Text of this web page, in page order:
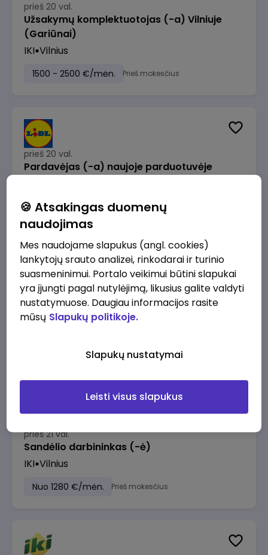
prieš 20 val.
Užsakymų komplektuotojas (-a) Vilniuje
(Gariūnai)
IKI Vilnius
1500 - 2500 €/mėn. Prieš mokesčius
prieš 20 val.
Pardavėjas (-a) naujoje parduotuvėje
1715 - 2170 €/mėn.
prieš 20 val.
Darbo užmokesčio buhalteris(ė)
3000 - 3650 €/mėn. Prieš mokesčius
prieš 21 val.
Sandėlio darbininkas (-ė)
IKI Vilnius
Nuo 1280 €/mėn. Prieš mokesčius
🍪 Atsakingas duomenų
naudojimas
Mes naudojame slapukus (angl. cookies)
lankytojų srauto analizei, rinkodarai ir turinio
suasmeninimui. Portalo veikimui būtini slapukai
yra įjungti pagal nutylėjimą, likusius galite valdyti
nustatymuose. Daugiau informacijos rasite
mūsų Slapukų politikoje.
Slapukų nustatymai
Leisti visus slapukus